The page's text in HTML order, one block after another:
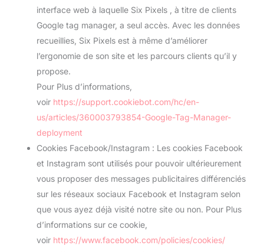
interface web à laquelle Six Pixels , à titre de clients
Google tag manager, a seul accès. Avec les données
recueillies, Six Pixels est à même d’améliorer
l’ergonomie de son site et les parcours clients qu’il y
propose.
Pour Plus d’informations,
voir https://support.cookiebot.com/hc/en-
us/articles/360003793854-Google-Tag-Manager-
deployment
Cookies Facebook/Instagram : Les cookies Facebook
et Instagram sont utilisés pour pouvoir ultérieurement
vous proposer des messages publicitaires différenciés
sur les réseaux sociaux Facebook et Instagram selon
que vous ayez déjà visité notre site ou non. Pour Plus
d’informations sur ce cookie,
voir https://www.facebook.com/policies/cookies/